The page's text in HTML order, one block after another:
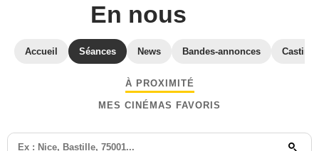
En nous
Accueil Séances News Bandes-annonces Casting
À PROXIMITÉ
MES CINÉMAS FAVORIS